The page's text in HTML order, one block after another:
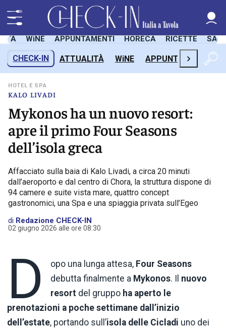
WiNE APPUNTAMENTI HORECA RICETTE
CHECK-IN ATTUALITÀ WiNE APPUNTAMENTI
›
KALO LIVADI
HOTEL E SPA
Mykonos ha un nuovo resort:
apre il primo Four Seasons
dell’isola greca
Affacciato sulla baia di Kalo Livadi, a circa 20 minuti
dall’aeroporto e dal centro di Chora, la struttura dispone di
94 camere e suite vista mare, quattro concept
gastronomici, una Spa e una spiaggia privata sull’Egeo
di Redazione CHECK-IN
02 giugno 2026 alle ore 08:30
D opo una lunga attesa, Four Seasons
debutta finalmente a Mykonos. Il nuovo
resort del gruppo ha aperto le
prenotazioni a poche settimane dall’inizio
dell’estate, portando sull’isola delle Cicladi uno dei